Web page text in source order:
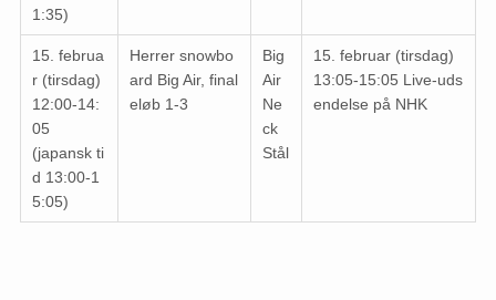
1:35)
15. februa
r (tirsdag)
12:00-14:
05
(japansk ti
d 13:00-1
5:05)
Herrer snowbo
ard Big Air, final
eløb 1-3
Big
Air
Ne
ck
Stål
15. februar (tirsdag)
13:05-15:05 Live-uds
endelse på NHK